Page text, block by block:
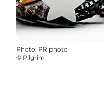
Photo: PR photo
© Pilgrim